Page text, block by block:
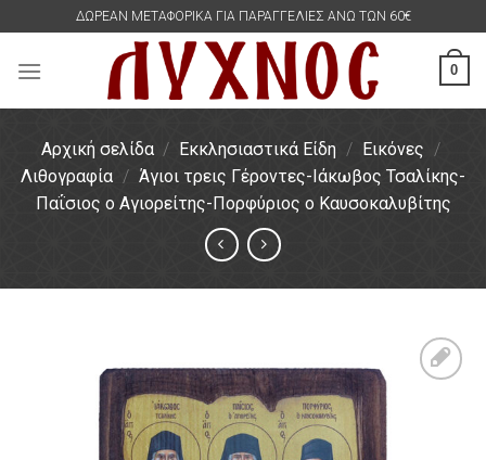
content
ΔΩΡΕΑΝ ΜΕΤΑΦΟΡΙΚΑ ΓΙΑ ΠΑΡΑΓΓΕΛΙΕΣ ΑΝΩ ΤΩΝ 60€
0
Αρχική σελίδα / Εκκλησιαστικά Είδη / Εικόνες /
Λιθογραφία / Άγιοι τρεις Γέροντες-Ιάκωβος Τσαλίκης-
Παΐσιος ο Αγιορείτης-Πορφύριος ο Καυσοκαλυβίτης
Πρόσθήκη